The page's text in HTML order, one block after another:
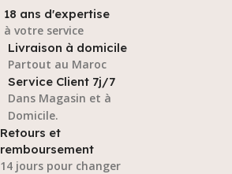
18 ans d'expertise
à votre service
Livraison à domicile
Partout au Maroc
Service Client 7j/7
Dans Magasin et à
Domicile.
Retours et
remboursement
14 jours pour changer